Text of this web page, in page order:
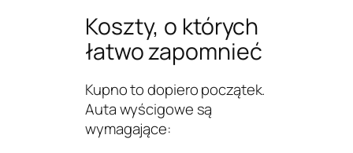
Koszty, o których
łatwo zapomnieć
Kupno to dopiero początek.
Auta wyścigowe są
wymagające: